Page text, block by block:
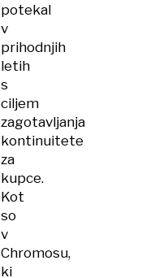
potekal
v
prihodnjih
letih
s
ciljem
zagotavljanja
kontinuitete
za
kupce.
Kot
so
v
Chromosu,
ki